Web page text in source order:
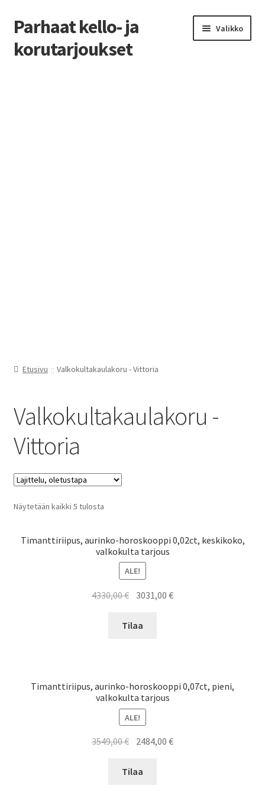
Siirry
navigointiin
Siirry
sisältöön
Parhaat kello- ja
korutarjoukset
Valikko
Etusivu Valkokultakaulakoru - Vittoria
Valkokultakaulakoru -
Vittoria
Näytetään kaikki 5 tulosta
Timanttiriipus, aurinko-horoskooppi 0,02ct, keskikoko,
valkokulta tarjous
ALE!
4330,00€ Alkuperäinen
oli:
3031,00€Nykyinen
Tilaa
Timanttiriipus, aurinko-horoskooppi 0,07ct, pieni,
valkokulta tarjous
ALE!
3549,00€ Alkuperäinen
oli:
2484,00€Nykyinen
Tilaa